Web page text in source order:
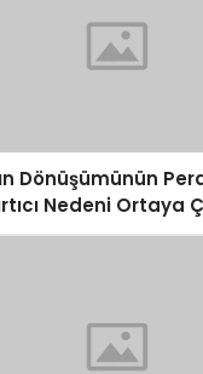
Dönüşümünün
Nedeni Ortaya